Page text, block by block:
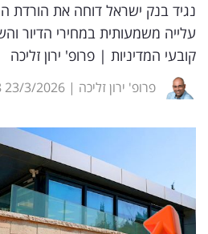
שיווק
ופרסום
משפט
דעות
רכילות
נגיד בנק ישראל דוחה את הורדת
עלייה משמעותית במחירי הדיור
קובעי המדיניות | פרופ' ירון זליכה
פרופ' ירון זליכה |
23/3/2026